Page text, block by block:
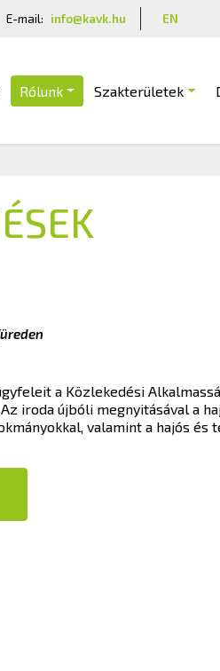
E-mail: info@kavk.hu EN
Rólunk Szakterületek
a Közlekedési
iroda újbóli megnyitásával
valamint a hajós